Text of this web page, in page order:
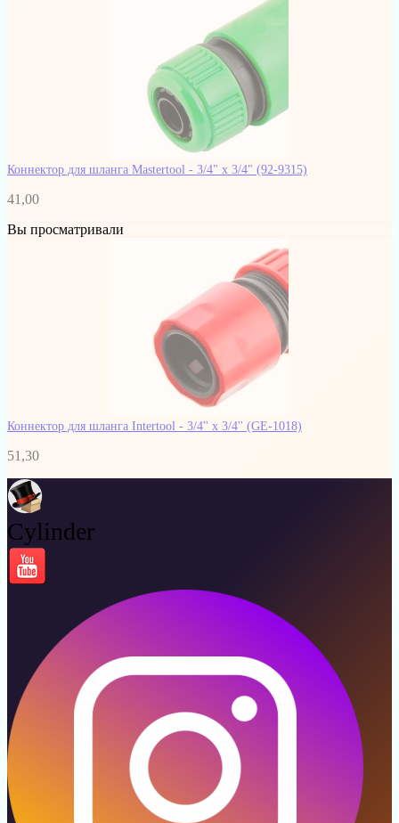
Коннектор для шланга Mastertool - 3/4" x 3/4" (92-9315)
41,00
Вы просматривали
Коннектор для шланга Intertool - 3/4'' х 3/4'' (GE-1018)
51,30
Cylinder